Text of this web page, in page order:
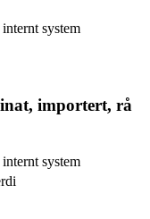
system
importert, rå
system